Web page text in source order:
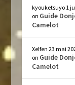
kyouketsuyo 1
on Guide
Camelot
Xelfen 23 mai
on Guide
Camelot